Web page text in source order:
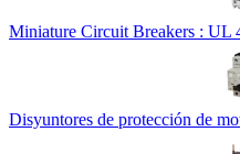
Miniature Circuit Breakers : UL
Disyuntores de protección de